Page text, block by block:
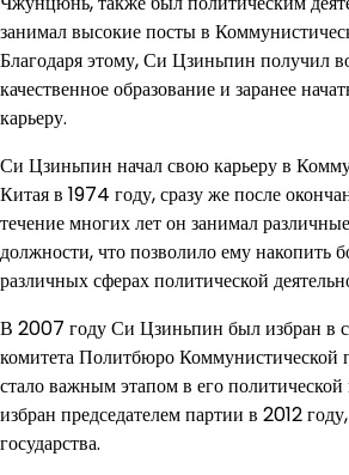
занимал высокие посты в
Благодаря этому, Си Цзиньпин получил
качественное образование и заранее
карьеру.
Си Цзиньпин начал свою карьеру в
Китая в 1974 году, сразу же после
течение многих лет он занимал
должности, что позволило ему накопить
различных сферах политической
В 2007 году Си Цзиньпин был избран в
комитета Политбюро Коммунистической
стало важным этапом в его
избран председателем партии в 2012
государства.